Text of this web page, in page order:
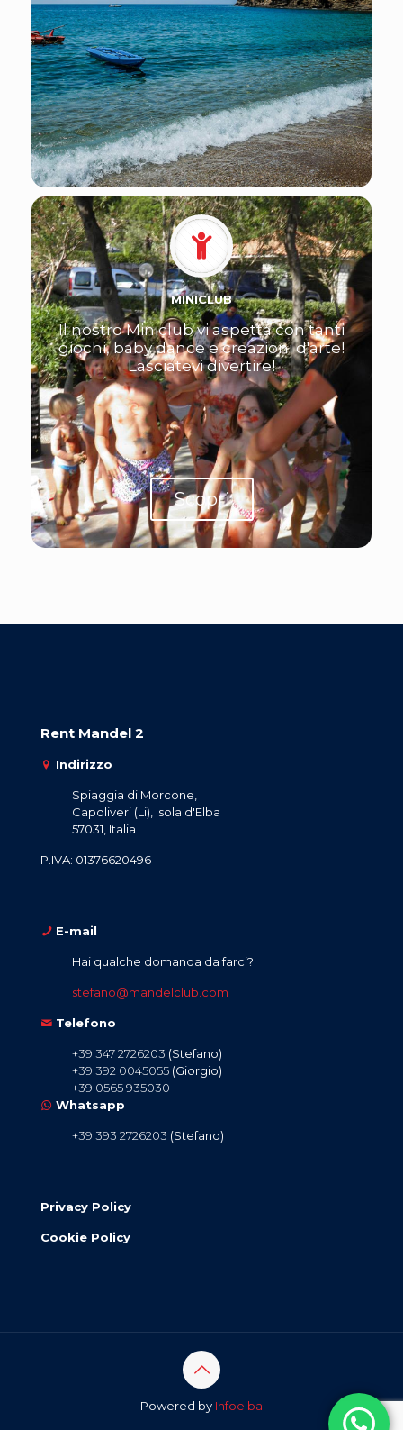
MINICLUB
Il nostro Miniclub vi aspetta con tanti
giochi, baby dance e creazioni d'arte!
Lasciatevi divertire!
Scopri
Rent Mandel 2
Indirizzo
Spiaggia di Morcone,
Capoliveri (Li), Isola d'Elba
57031, Italia
P.IVA: 01376620496
E-mail
Hai qualche domanda da farci?
stefano@mandelclub.com
Telefono
+39 347 2726203 (Stefano)
+39 392 0045055 (Giorgio)
+39 0565 935030
Whatsapp
+39 393 2726203 (Stefano)
Privacy Policy
Cookie Policy
Powered by Infoelba